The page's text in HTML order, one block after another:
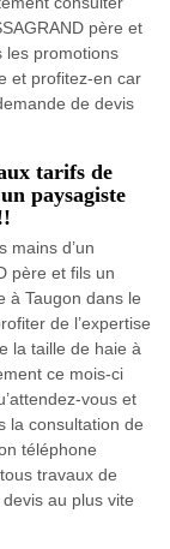
père et
les promotions
et profitez-en car
de devis
tarifs de
paysagiste
mains d’un
père et fils un
à Taugon dans le
de l’expertise
la taille de haie à
ce mois-ci
vous et
la consultation de
téléphone
travaux de
au plus vite